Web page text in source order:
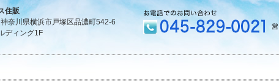
住販
奈川県横浜市戸塚区品濃町542-6
ディング1F